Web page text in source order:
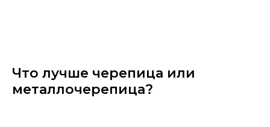
Что лучше черепица или
металлочерепица?